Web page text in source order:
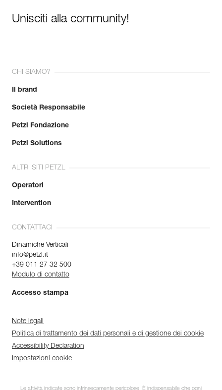
Unisciti alla community!
CHI SIAMO?
Il brand
Società Responsabile
Petzl Fondazione
Petzl Solutions
ALTRI SITI PETZL
Operatori
Intervention
CONTATTACI
Dinamiche Verticali
info@petzl.it
+39 011 27 32 500
Modulo di contatto
Accesso stampa
Note legali
Politica di trattamento dei dati personali e di gestione dei cookie
Accessibility Declaration
Impostazioni cookie
Le attività indicate sono intrinsecamente pericolose. È indispensabile che ogni